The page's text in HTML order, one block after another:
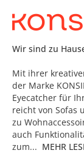
Wir sind zu
Mit ihrer
der Marke
Eyecatcher für
reicht von Sofas
zu
auch
zum... MEHR